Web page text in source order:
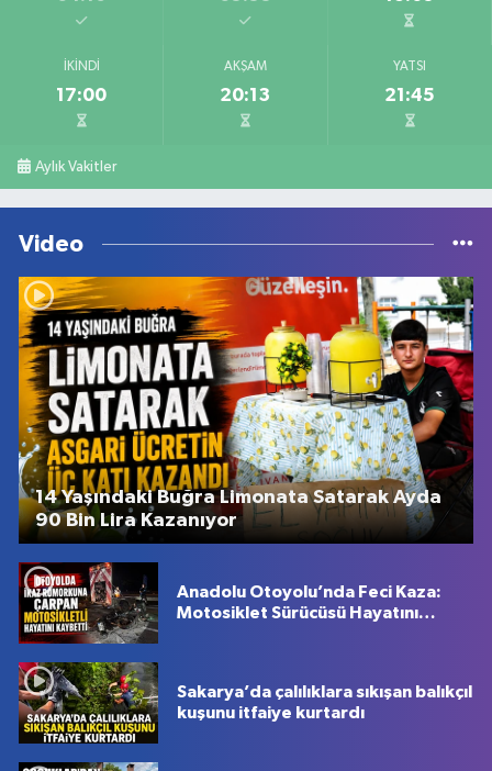
İKINDI
17:00
AKŞAM
20:13
YATSI
21:45
Aylık Vakitler
Video
14 Yaşındaki Buğra Limonata Satarak Ayda
90 Bin Lira Kazanıyor
Anadolu Otoyolu’nda Feci Kaza:
Motosiklet Sürücüsü Hayatını
Sakarya’da çalılıklara sıkışan balıkçıl
kuşunu itfaiye kurtardı